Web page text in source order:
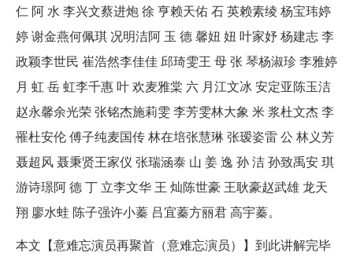
仁 阿 水 李兴文蔡进炮 徐 亨赖天佑 石 英赖素绫 杨宝玮婷
婷 谢金燕何佩琪 况明洁阿 玉 德 馨妞 妞 叶家妤 杨建志 李
政颖李世民 崔浩然李佳佳 邱琦雯王 母 张 琴杨淑珍 李雅婷
月 虹 岳 虹李千惠 叶 欢麦雅棠 六 月江文冰 安定亚陈玉洁
赵永馨余光荣 张铭杰施莉雯 李芳雯林大象 米 浆杜文杰 李
罹杜安伦 傅子纯麦国传 林在培张慧琳 张瑷姿雷 公 林义芳
聂超风 聂秉贤王家仪 张瑞涵泰 山 姜 逸 孙 洁 孙致禹安 琪
游诗璟阿 德 丁 立李文华 王 灿陈世豪 王耿豪赵武雄 龙天
翔 廖水蛙 陈子强许小蓁 吕宜蓁方丽君 高宇蓁。
本文【意难忘演员再聚首（意难忘演员）】到此讲解完毕